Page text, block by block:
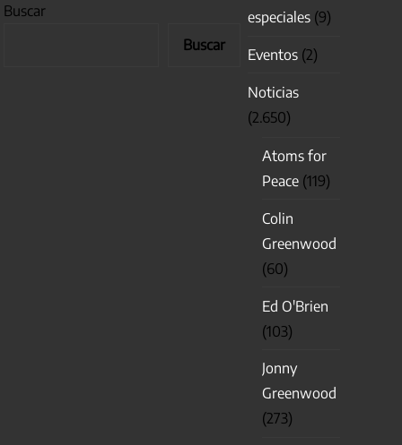
Buscar
Buscar
especiales (9)
Eventos (2)
Noticias
(2.650)
Atoms for
Peace (119)
Colin
Greenwood
(60)
Ed O'Brien
(103)
Jonny
Greenwood
(273)